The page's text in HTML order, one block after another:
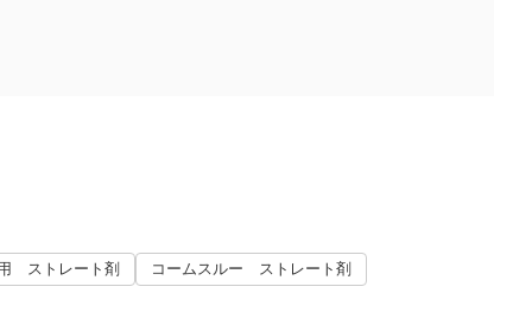
ストレート剤 コームスルー ストレート剤